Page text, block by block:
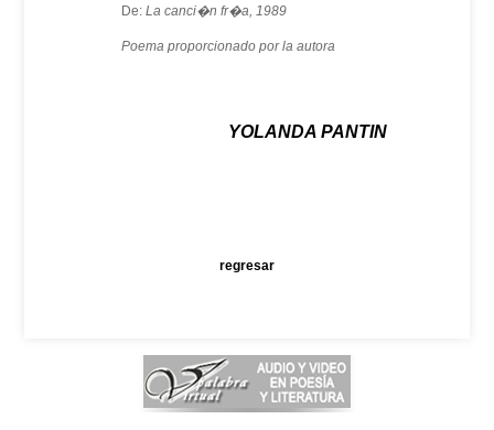
De: La canci�n fr�a, 1989
Poema proporcionado por la autora
YOLANDA PANTIN
regresar